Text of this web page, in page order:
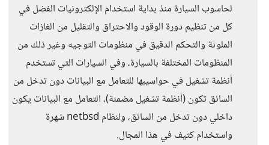
لحاسوب السيارة منذ بداية استخدام الإلكترونيات الفضل في
كل من تنظيم دورة الوقود والاحتراق والتقليل من الغازات
الملوثة والتحكم الدقيق في منظومات التوجيه وغير ذلك من
المنظومات المختلفة بالسيارة، وفي السيارات التي تستخدم
أنظمة تشغيل في حواسيبها للتعامل مع البيانات دون تدخل من
السائق تكون (أنظمة تشغيل مضمنة)، التعامل مع البيانات يكون
داخلي دون تدخل من السائق، ولنظام netbsd شهرة
واستخدام كثيف في هذا المجال.